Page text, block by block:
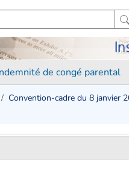
de congé parental
Convention-cadre du 8 janvier